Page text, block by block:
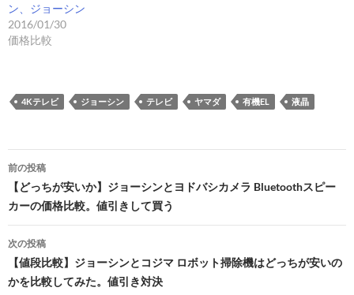
ン、ジョーシン
2016/01/30
価格比較
4Kテレビ ジョーシン テレビ ヤマダ 有機EL 液晶
投
稿
ナ
ビ
ゲ
前の投稿
【どっちが安いか】ジョーシンとヨドバシカメラ Bluetoothスピー
カーの価格比較。値引きして買う
次の投稿
【値段比較】ジョーシンとコジマ ロボット掃除機はどっちが安いの
かを比較してみた。値引き対決